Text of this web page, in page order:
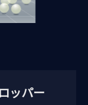
ッパー